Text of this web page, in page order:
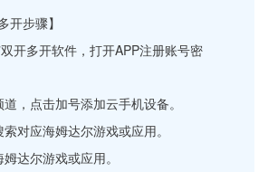
开步骤】
开多开软件，打开APP注册账号密
，点击加号添加云手机设备。
对应海姆达尔游戏或应用。
达尔游戏或应用。